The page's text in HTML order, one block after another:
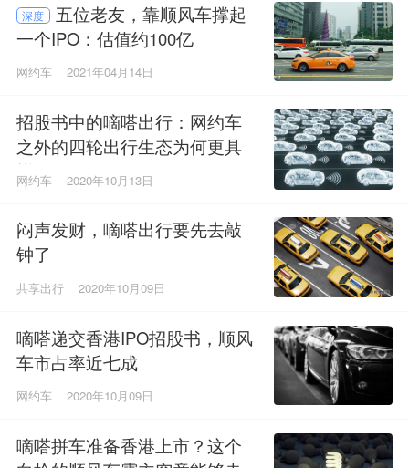
深度
五位老友，靠顺风车撑起
一个IPO：估值约100亿
网约车 2021年04月14日
招股书中的嘀嗒出行：网约车
之外的四轮出行生态为何更具
增量
网约车 2020年10月13日
闷声发财，嘀嗒出行要先去敲
钟了
共享出行 2020年10月09日
嘀嗒递交香港IPO招股书，顺风
车市占率近七成
网约车 2020年10月09日
嘀嗒拼车准备香港上市？这个